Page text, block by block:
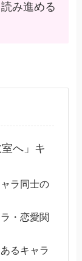
み進める
へ」キ
ラ同士の
・恋愛関
るキャラ